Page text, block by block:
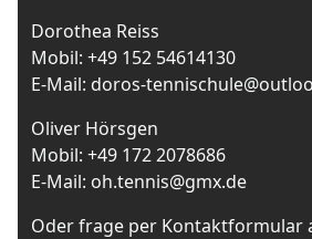
Dorothea Reiss
Mobil: +49 152 54614130
E-Mail: doros-
Oliver Hörsgen
Mobil: +49 172 2078686
E-Mail: oh.tennis@gmx.de
Oder frage per Kontaktformular